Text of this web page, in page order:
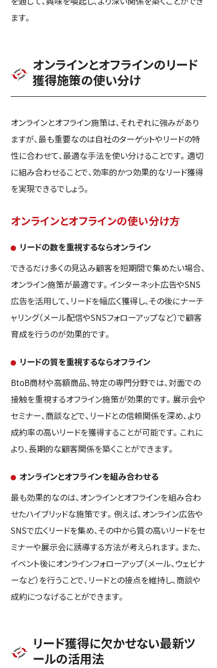
ます。
オンラインとオフラインのリード
獲得施策の使い分け
​​オンラインとオフライン施策は、それぞれに強みがあり
ますが、最も重要なのは自社のターゲットやリードの特
性に合わせて、最適な手法を使い分けることです。適切
に組み合わせることで、効率的かつ効果的なリード獲得
を実現できるでしょう。
オンラインとオフラインの使い分け方
リードの数を重視するならオンライン
できるだけ多くの見込み顧客を短期間で集めたい場合、
オンライン施策が最適です。インターネット広告やSNS
広告を活用して、リードを幅広く獲得し、その後にナーチ
ャリング（メール配信やSNSフォローアップなど）で顧客
育成を行うのが効果的です。
リードの質を重視するならオフライン
BtoB商材や高額商品、特定の専門分野では、対面での
接触を重視するオフライン施策が効果的です。展示会や
セミナー、商談などで、リードとの信頼関係を深め、より
成約率の高いリードを獲得することが可能です。これに
より、長期的な顧客関係を築くことができます。
オンラインとオフラインを組み合わせる
最も効果的なのは、オンラインとオフラインを組み合わ
せたハイブリッドな施策です。例えば、オンライン広告や
SNSで広くリードを集め、その中から質の高いリードをセ
ミナーや展示会に誘導する方法が考えられます。また、
イベント後にオンラインフォローアップ（メール、ウェビナ
ーなど）を行うことで、リードとの接点を維持し、商談や
成約につなげることができます。
リード獲得に欠かせない最新ツ
ールの活用法